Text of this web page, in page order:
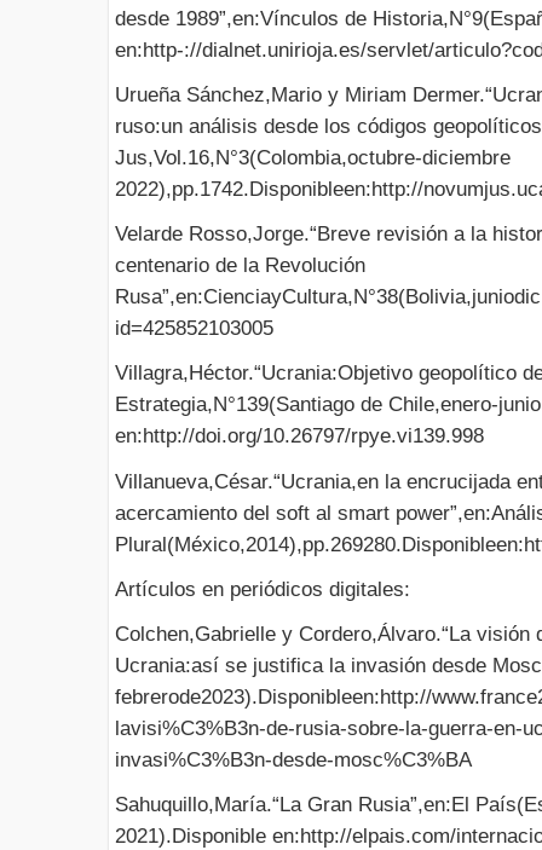
desde 1989”,en:Vínculos de
en:http-://dialnet.unirioja.es/servlet/
Urueña Sánchez,Mario y Miriam
ruso:un análisis desde los códigos
Jus,Vol.16,N°3(Colombia,octubre-diciembre
2022),pp.1742.Disponibleen:http://
Velarde Rosso,Jorge.“Breve revisión a la
centenario de la Revolución
id=425852103005
Villagra,Héctor.“Ucrania:Objetivo geopolítico
Estrategia,N°139(Santiago de Chile,enero-
en:http://doi.org/10.26797/rpye.vi139.998
Villanueva,César.“Ucrania,en la encrucijada
acercamiento del soft al smart
Artículos en periódicos digitales:
Colchen,Gabrielle y Cordero,Álvaro.“La visión
Ucrania:así se justifica la invasión desde
febrerode2023).Disponibleen:http://
lavisi%C3%B3n-de-rusia-sobre-la-guerra-en-
invasi%C3%B3n-desde-mosc%C3%BA
Sahuquillo,María.“La Gran Rusia”,en:El
2021).Disponible en:http://elpais.com/